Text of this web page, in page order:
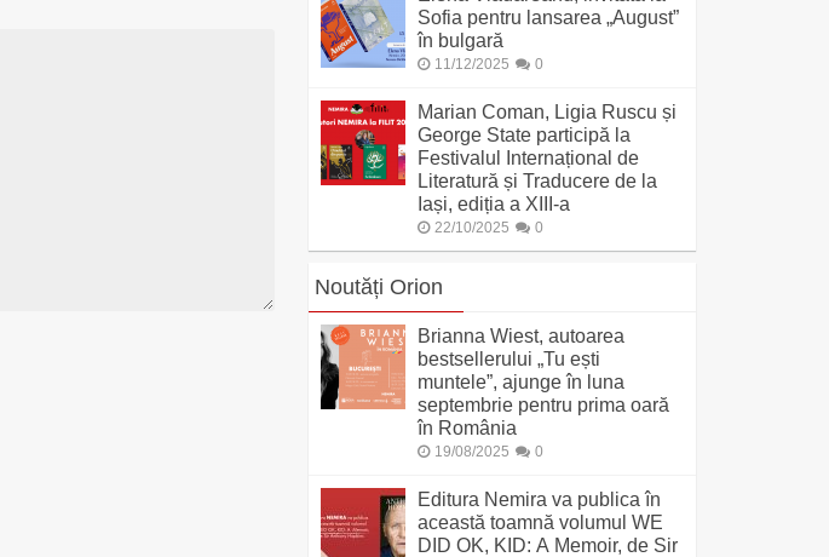
Sofia pentru lansarea „August”
în bulgară
11/12/2025 0
Marian Coman, Ligia Ruscu și
George State participă la
Festivalul Internațional de
Literatură și Traducere de la
Iași, ediția a XIII-a
22/10/2025 0
Noutăți Orion
Brianna Wiest, autoarea
bestsellerului „Tu ești
muntele”, ajunge în luna
septembrie pentru prima oară
în România
19/08/2025 0
Editura Nemira va publica în
această toamnă volumul WE
DID OK, KID: A Memoir, de Sir